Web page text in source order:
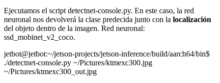
Ejecutamos el script detectnet-console.py. En este caso, la red
neuronal nos devolverá la clase predecida junto con la localización
del objeto dentro de la imagen. Red neuronal:
ssd_mobinet_v2_coco.
jetbot@jetbot:~/jetson-projects/jetson-inference/build/aarch64/bin$
./detectnet-console.py ~/Pictures/ktmexc300.jpg
~/Pictures/ktmexc300_out.jpg